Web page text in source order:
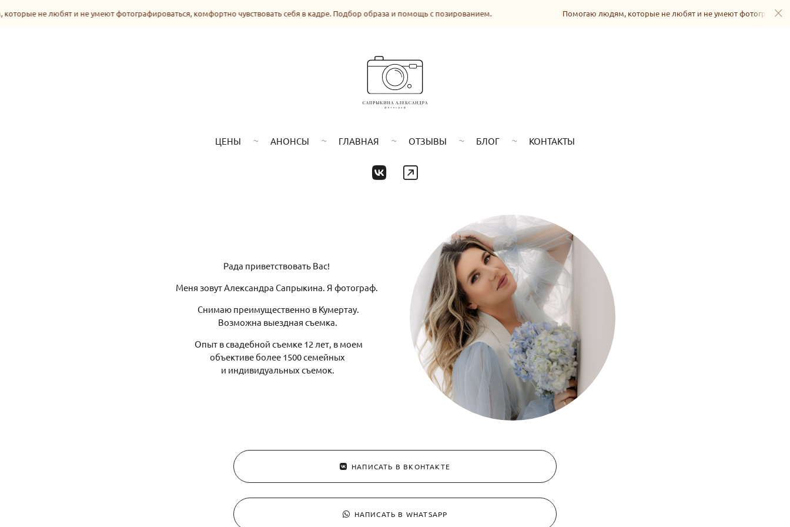
ЦЕНЫ АНОНСЫ ГЛАВНАЯ ОТЗЫВЫ БЛОГ КОНТАКТЫ
Рада приветствовать Вас!
Меня зовут Александра Сапрыкина. Я фотограф.
Снимаю преимущественно в Кумертау.
Возможна выездная съемка.
Опыт в свадебной съемке 12 лет, в моем
объективе более 1500 семейных
и индивидуальных съемок.
НАПИСАТЬ В ВКОНТАКТЕ
НАПИСАТЬ В WHATSAPP
не любят и не умеют фотографироваться, комфортно чувствовать себя в кадре. Подбор образа и помощь с позированием. Помогаю людям, которые не любят и не умеют